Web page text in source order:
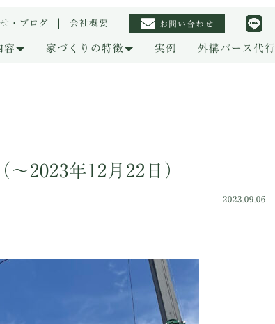
・ブログ 会社概要 お問い合わせ
容 家づくりの特徴 実例 外構パース代行
2023年12月22日）
2023.09.06